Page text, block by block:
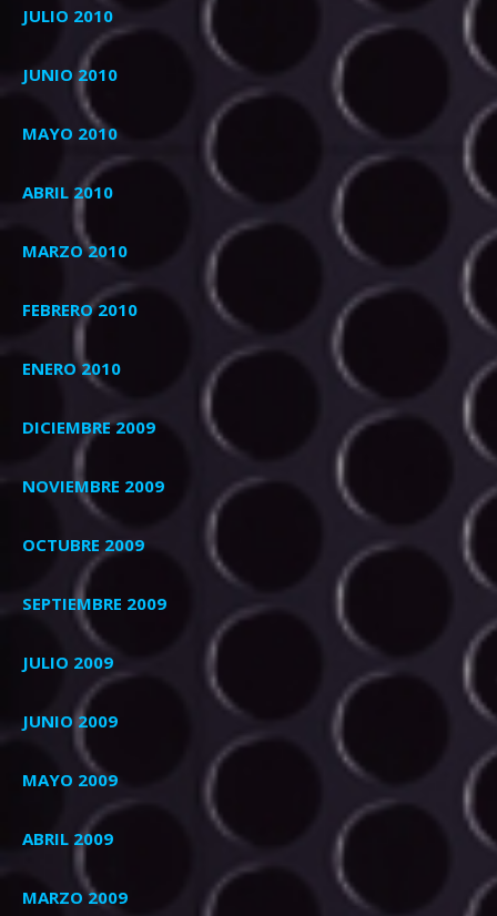
JULIO 2010
JUNIO 2010
MAYO 2010
ABRIL 2010
MARZO 2010
FEBRERO 2010
ENERO 2010
DICIEMBRE 2009
NOVIEMBRE 2009
OCTUBRE 2009
SEPTIEMBRE 2009
JULIO 2009
JUNIO 2009
MAYO 2009
ABRIL 2009
MARZO 2009